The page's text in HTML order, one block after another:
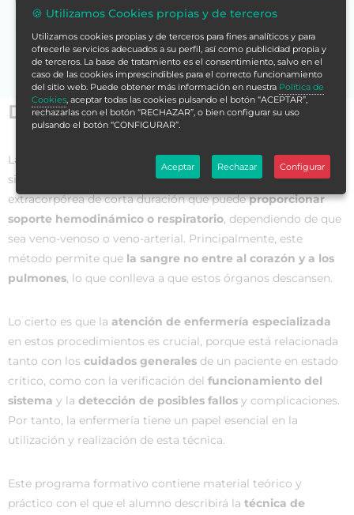
Datos generales
La oxigenación de membrana extracorpórea
(ECMO) es un
sistema de asistencia médica circulatoria y respiratoria
extracorpórea de corta duración que puedeproporcionar
soporte hemodinámico o respiratorio, dependiendo de que
sea veno-venoso o veno-arterial. Principalmente, este
método permite que la sangre no entre al corazón y a los
pulmones, lo que conlleva a que estos órganos descansen.
Lo cierto es que la atención de enfermería especializada
en estos procedimientos es crucial, porque está relacionada
tanto con los cuidados generales de un paciente en estado
crítico, como con la verificación del funcionamiento del
sistema y la detección de posibles fallos y complicaciones.
Por tanto, la enfermería tiene un papel esencial en la
utilización y realización de esta técnica.
Este programa formativo contiene material teórico y
práctico con el que el alumno describirá la técnica de
para asesorarte.
🍪 Utilizamos Cookies propias y de terceros
Utilizamos cookies propias y de terceros para fines analíticos y para
ofrecerle servicios adecuados a su perfil, así como publicidad propia y
de terceros. La base de tratamiento es el consentimiento, salvo en el
caso de las cookies imprescindibles para el correcto funcionamiento
del sitio web. Puede obtener más información en nuestra Política de
Cookies, aceptar todas las cookies pulsando el botón “ACEPTAR”,
rechazarlas con el botón “RECHAZAR”, o bien configurar su uso
pulsando el botón “CONFIGURAR”.
Aceptar Rechazar Configurar